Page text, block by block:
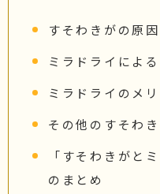
すそわきがの原
ミラドライによ
ミラドライのメ
その他のすそわ
「すそわきがと
のまとめ